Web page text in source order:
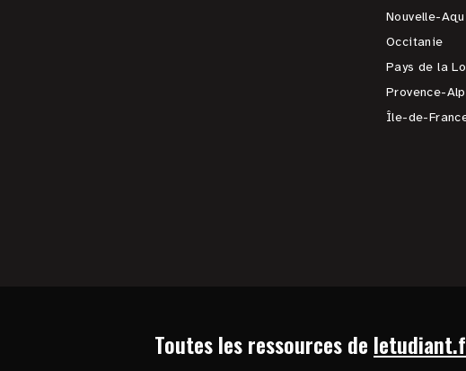
Nouvelle-
Occitanie
Pays de la
Provence-
Île-de-
Toutes les ressources de